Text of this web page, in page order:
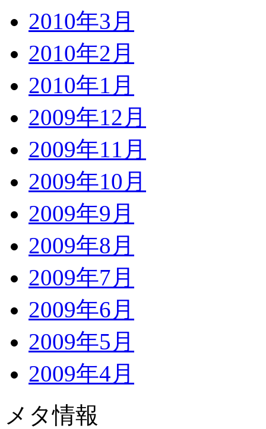
2010年3月
2010年2月
2010年1月
2009年12月
2009年11月
2009年10月
2009年9月
2009年8月
2009年7月
2009年6月
2009年5月
2009年4月
メタ情報